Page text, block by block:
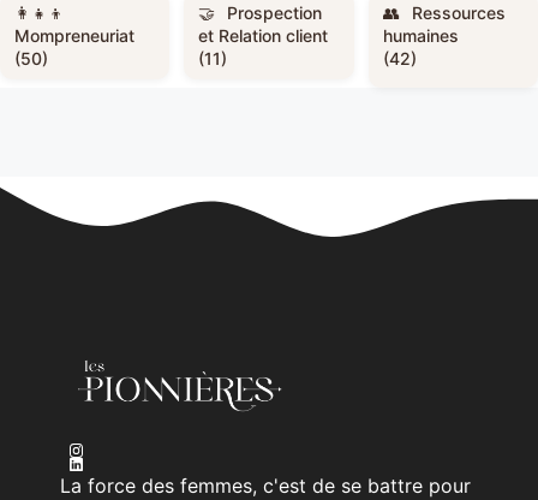
Mompreneuriat
(50)
Prospection
et Relation client
(11)
Ressources
humaines
(42)
La force des femmes, c'est de se battre pour